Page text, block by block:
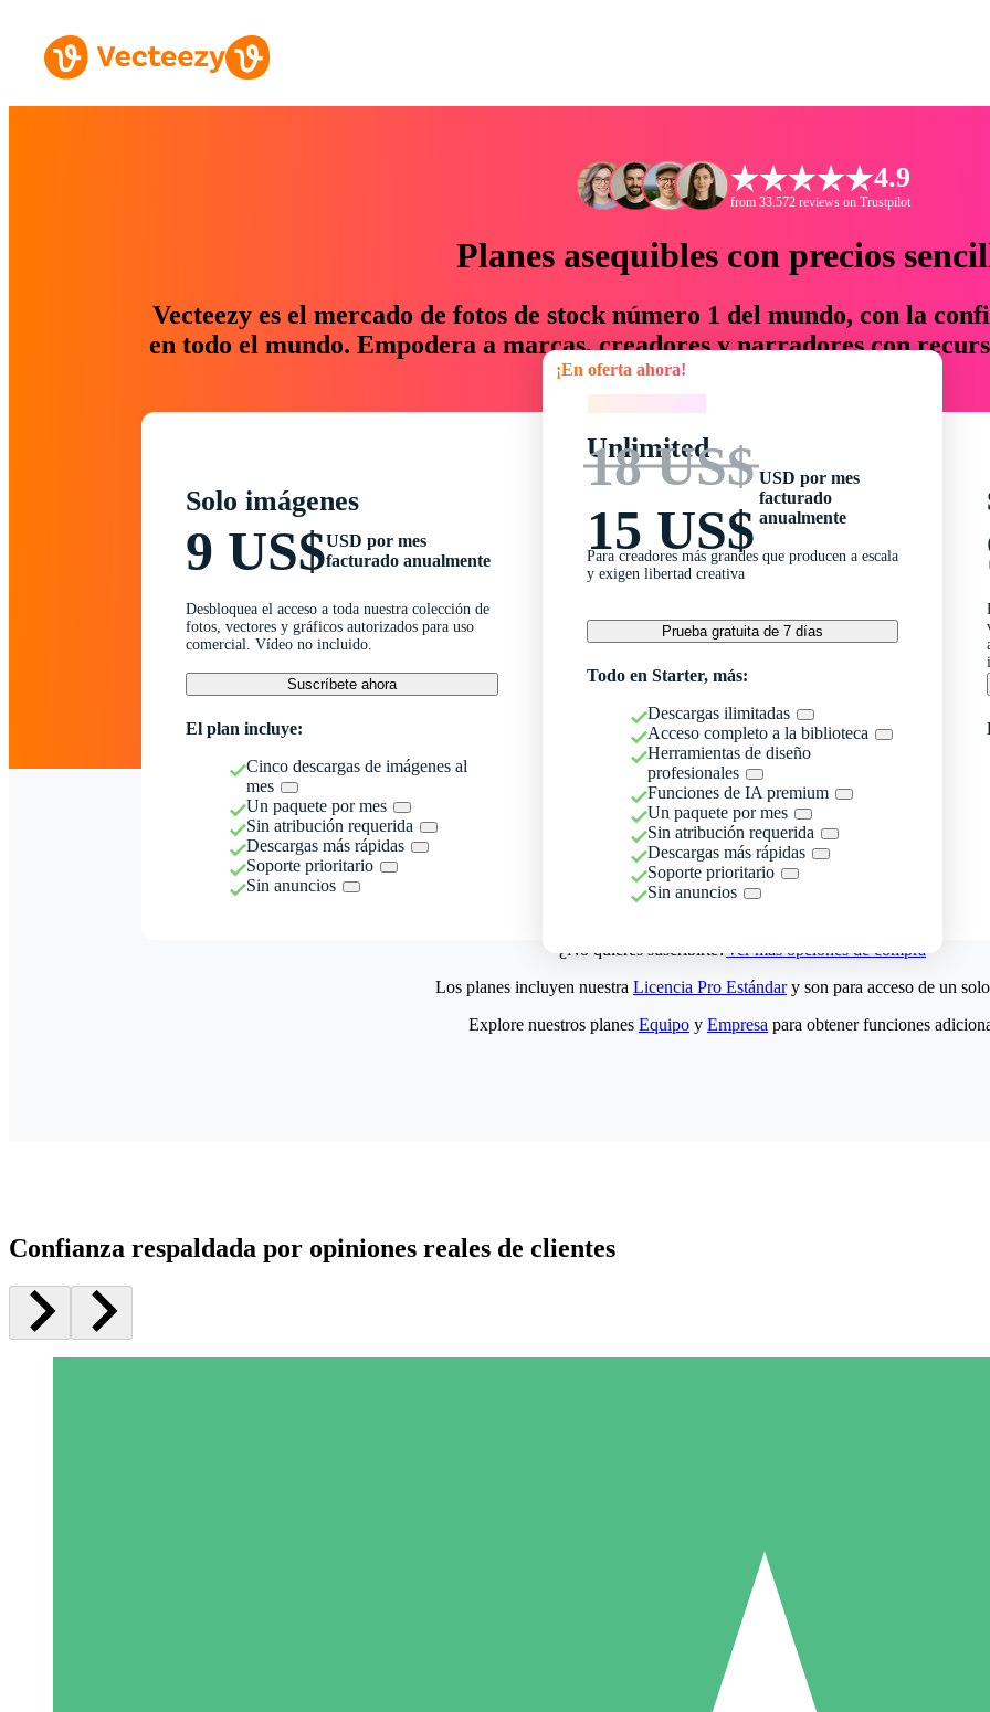
4.9
from 33.572 reviews on Trustpilot
Planes asequibles con precios
Vecteezy es el mercado de fotos de stock número 1 del mundo, con la
en todo el mundo. Empodera a marcas, creadores y narradores con
un 76 % en tiempo y presupuesto.
Solo imágenes
9 US$USD por mes
facturado anualmente
Desbloquea el acceso a toda nuestra colección de
fotos, vectores y gráficos autorizados para uso
comercial. Vídeo no incluido.
Suscríbete ahora
El plan incluye:
Cinco descargas de imágenes al
mes
Un paquete por mes
Sin atribución requerida
Descargas más rápidas
Soporte prioritario
Sin anuncios
¡En oferta ahora!
Unlimited
18 US$
15 US$
USD por mes
facturado
anualmente
Para creadores más grandes que producen a escala
y exigen libertad creativa
Prueba gratuita de 7 días
Todo en Starter, más:
Descargas ilimitadas
Acceso completo a la biblioteca
Herramientas de diseño
profesionales
Funciones de IA premium
Un paquete por mes
Sin atribución requerida
Descargas más rápidas
Soporte prioritario
Sin anuncios
¿No quieres suscribirte?Ver más opciones de compra
5 Descargas
15
Los planes incluyen nuestra Licencia Pro Estándary son para acceso de un
Explore nuestros planes Equipo y Empresa para obtener funciones
Confianza respaldada por opiniones reales de clientes